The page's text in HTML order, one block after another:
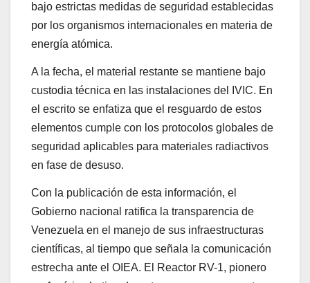
bajo estrictas medidas de seguridad establecidas
por los organismos internacionales en materia de
energía atómica.
A la fecha, el material restante se mantiene bajo
custodia técnica en las instalaciones del IVIC. En
el escrito se enfatiza que el resguardo de estos
elementos cumple con los protocolos globales de
seguridad aplicables para materiales radiactivos
en fase de desuso.
Con la publicación de esta información, el
Gobierno nacional ratifica la transparencia de
Venezuela en el manejo de sus infraestructuras
científicas, al tiempo que señala la comunicación
estrecha ante el OIEA. El Reactor RV-1, pionero